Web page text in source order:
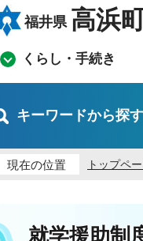
福井県 高浜
くらし・手続き
キーワードから探す
現在の位置 トップペ
就学援助制